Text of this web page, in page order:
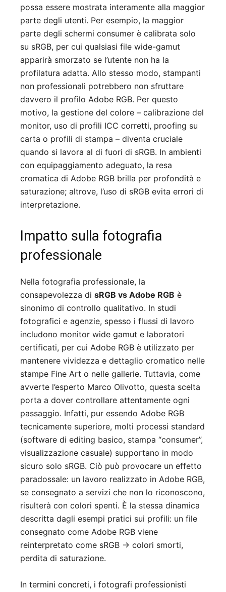
possa essere mostrata interamente alla maggior
parte degli utenti. Per esempio, la maggior
parte degli schermi consumer è calibrata solo
su sRGB, per cui qualsiasi file wide-gamut
apparirà smorzato se l’utente non ha la
profilatura adatta. Allo stesso modo, stampanti
non professionali potrebbero non sfruttare
davvero il profilo Adobe RGB. Per questo
motivo, la gestione del colore – calibrazione del
monitor, uso di profili ICC corretti, proofing su
carta o profili di stampa – diventa cruciale
quando si lavora al di fuori di sRGB. In ambienti
con equipaggiamento adeguato, la resa
cromatica di Adobe RGB brilla per profondità e
saturazione; altrove, l’uso di sRGB evita errori di
interpretazione.
Impatto sulla fotografia
professionale
Nella fotografia professionale, la
consapevolezza di sRGB vs Adobe RGB è
sinonimo di controllo qualitativo. In studi
fotografici e agenzie, spesso i flussi di lavoro
includono monitor wide gamut e laboratori
certificati, per cui Adobe RGB è utilizzato per
mantenere vividezza e dettaglio cromatico nelle
stampe Fine Art o nelle gallerie. Tuttavia, come
avverte l’esperto Marco Olivotto, questa scelta
porta a dover controllare attentamente ogni
passaggio. Infatti, pur essendo Adobe RGB
tecnicamente superiore, molti processi standard
(software di editing basico, stampa “consumer”,
visualizzazione casuale) supportano in modo
sicuro solo sRGB. Ciò può provocare un effetto
paradossale: un lavoro realizzato in Adobe RGB,
se consegnato a servizi che non lo riconoscono,
risulterà con colori spenti. È la stessa dinamica
descritta dagli esempi pratici sui profili: un file
consegnato come Adobe RGB viene
reinterpretato come sRGB → colori smorti,
perdita di saturazione.
In termini concreti, i fotografi professionisti